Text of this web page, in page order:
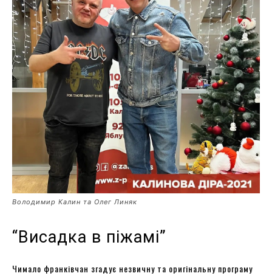
Володимир Калин та Олег Линяк
“Висадка в піжамі”
Чимало франківчан згадує незвичну та оригінальну програму